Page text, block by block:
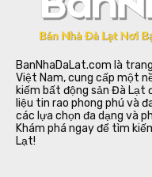
BanNhaDaLat.com là
Việt Nam, cung cấp một
kiếm bất động sản Đà Lạt
liệu tin rao phong phú và
các lựa chọn đa dạng và
Khám phá ngay để tìm
Lạt!